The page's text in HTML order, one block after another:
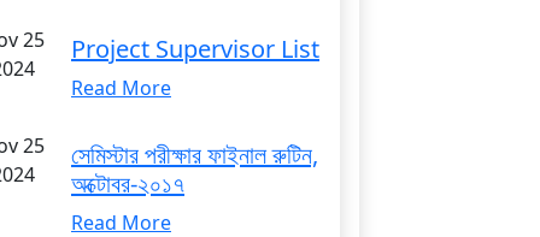
25
Project Supervisor List
Read More
25
সেমিস্টার পরীক্ষার ফাইনাল রুটিন,
অক্টোবর-২০১৭
Read More